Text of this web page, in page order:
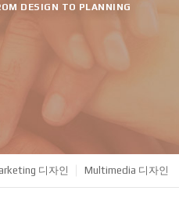
DESIGN TO PLANNING
디자인 Multimedia 디자인